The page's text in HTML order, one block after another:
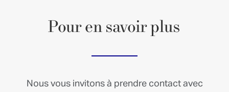
Pouren savoirplus
Nous vous invitons à prendre contact avec